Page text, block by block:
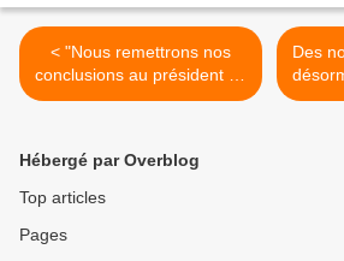
< "Nous remettrons nos
conclusions au président de
la république"
Des
Hébergé par Overblog
Top articles
Pages